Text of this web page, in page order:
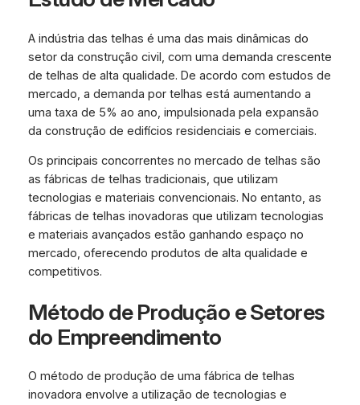
A indústria das telhas é uma das mais dinâmicas do
setor da construção civil, com uma demanda crescente
de telhas de alta qualidade. De acordo com estudos de
mercado, a demanda por telhas está aumentando a
uma taxa de 5% ao ano, impulsionada pela expansão
da construção de edifícios residenciais e comerciais.
Os principais concorrentes no mercado de telhas são
as fábricas de telhas tradicionais, que utilizam
tecnologias e materiais convencionais. No entanto, as
fábricas de telhas inovadoras que utilizam tecnologias
e materiais avançados estão ganhando espaço no
mercado, oferecendo produtos de alta qualidade e
competitivos.
Método de Produção e Setores
do Empreendimento
O método de produção de uma fábrica de telhas
inovadora envolve a utilização de tecnologias e